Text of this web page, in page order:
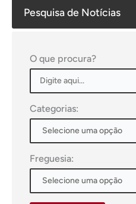
Pesquisa de Notícias
O que procura?
Categorias:
Freguesia: